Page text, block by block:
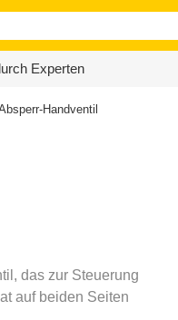
Experten
Handventil
das zur Steuerung
auf beiden Seiten